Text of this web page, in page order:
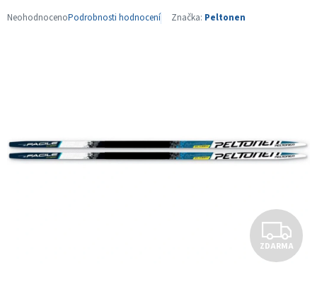
Průměrné
NeohodnocenoPodrobnosti hodnocení Značka: Peltonen
Z
D
ZDARMA